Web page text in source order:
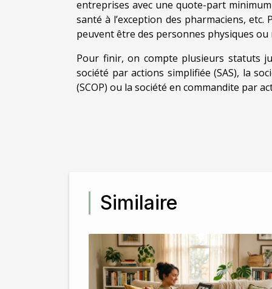
entreprises avec une quote-part
santé à l’exception des pharmaciens,
peuvent être des personnes physiques ou
Pour finir, on compte plusieurs statuts
société par actions simplifiée (SAS), la
(SCOP) ou la société en commandite par
Similaire